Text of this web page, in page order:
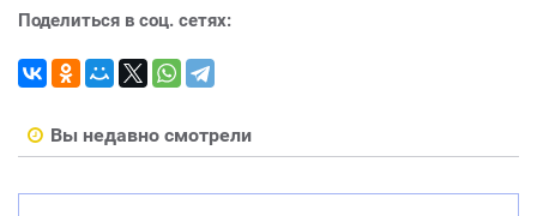
Поделиться в соц. сетях:
Вы недавно смотрели